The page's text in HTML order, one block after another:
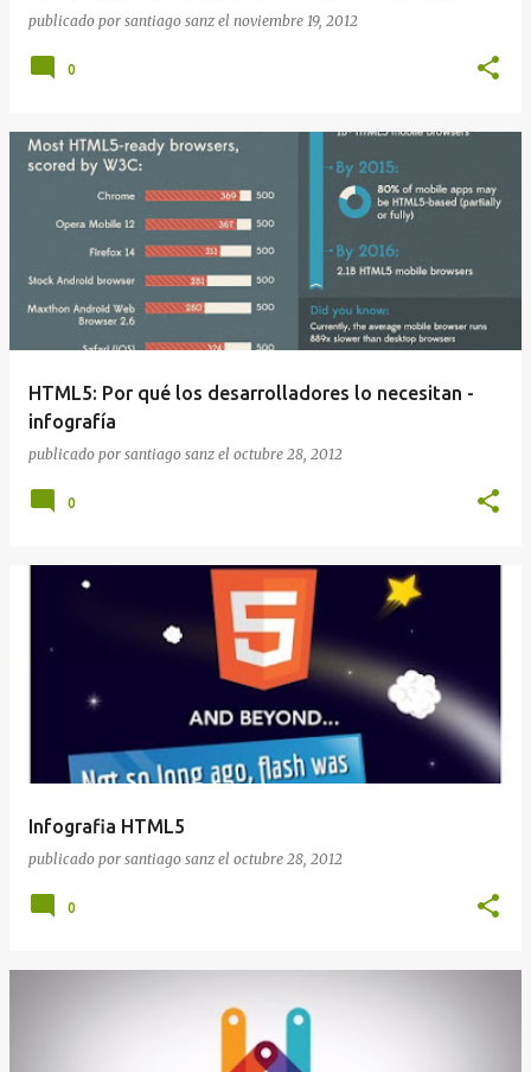
publicado por santiago sanz el noviembre 19, 2012
0
HTML5: Por qué los desarrolladores lo necesitan -
infografía
publicado por santiago sanz el octubre 28, 2012
0
Infografia HTML5
publicado por santiago sanz el octubre 28, 2012
0